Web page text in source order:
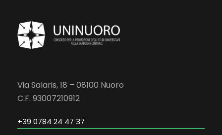
Via Salaris, 18 – 08100 Nuoro
C.F. 93007210912
+39 0784 24 47 37